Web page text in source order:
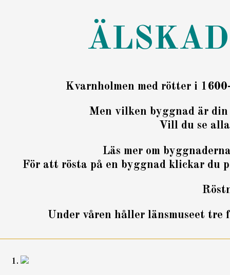
Kvarnholmen med rötter i
Men vilken byggnad är
Vill du se
Läs mer om
För att rösta på en byggnad klickar du
Under våren håller länsmuseet